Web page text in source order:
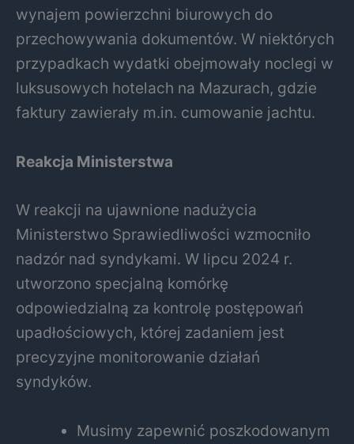
wynajem powierzchni biurowych do
przechowywania dokumentów. W niektórych
przypadkach wydatki obejmowały noclegi w
luksusowych hotelach na Mazurach, gdzie
faktury zawierały m.in. cumowanie jachtu.
Reakcja Ministerstwa
W reakcji na ujawnione nadużycia
Ministerstwo Sprawiedliwości wzmocniło
nadzór nad syndykami. W lipcu 2024 r.
utworzono specjalną komórkę
odpowiedzialną za kontrolę postępowań
upadłościowych, której zadaniem jest
precyzyjne monitorowanie działań
syndyków.
Musimy zapewnić poszkodowanym